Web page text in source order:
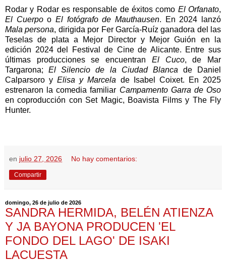
Rodar y Rodar es responsable de éxitos como El Orfanato,
El CuerpooEl fotógrafo de Mauthausen. En 2024 lanzó
Mala persona, dirigida por Fer García-Ruíz ganadora del las
Teselas de plata a Mejor Director y Mejor Guión en la
edición 2024 del Festival de Cine de Alicante. Entre sus
últimas producciones se encuentran El Cuco, de Mar
Targarona;El Silencio de la Ciudad Blanca de Daniel
Calparsoro yElisa y Marcela de Isabel Coixet. En 2025
estrenaron la comedia familiar Campamento Garra de Oso
en coproducción con Set Magic, Boavista Films y The Fly
Hunter.
en julio 27, 2026 No hay comentarios:
Compartir
domingo, 26 de julio de 2026
SANDRA HERMIDA, BELÉN ATIENZA
Y JA BAYONA PRODUCEN 'EL
FONDO DEL LAGO' DE ISAKI
LACUESTA